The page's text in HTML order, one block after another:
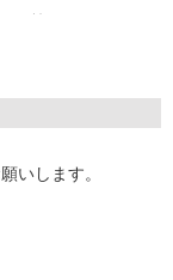
お気軽にご相談く
めますので、
いします。